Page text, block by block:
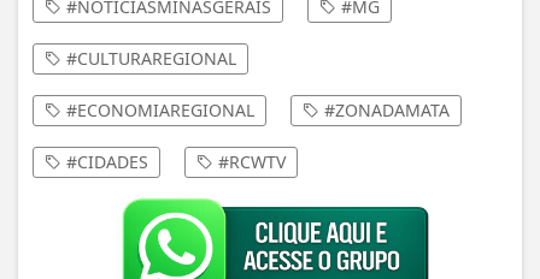
#NOTICIASMINASGERAIS #MG
#CULTURAREGIONAL
#ECONOMIAREGIONAL #ZONADAMATA
#CIDADES #RCWTV